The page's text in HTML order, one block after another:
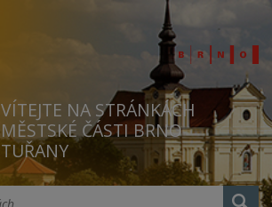
VÍTEJTE NA STRÁNKÁCH
MĚSTSKÉ ČÁSTI BRNO
TUŘANY